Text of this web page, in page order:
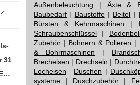
31
Außenbeleuchtung | Äxte &
Baubedarf | Baustoffe| Beitel |
Bürsten & Kehrmaschinen |
Schraubenschlüssel |
Zubehör | Bohnern & Polieren |
& Bohrmaschinen |
Brecheisen | Drechseln |
Locheisen | Duschen |
systeme | Duschzubehör|